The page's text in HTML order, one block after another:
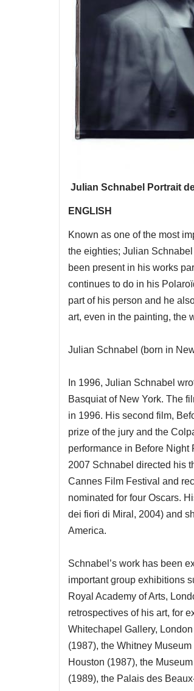
Julian Schnabel Portrait
ENGLISH
Known as one of the most
the eighties; Julian
been present in his works
continues to do in his
part of his person and he
art, even in the painting, the
Julian Schnabel (born in
In 1996, Julian Schnabel
Basquiat of New York. The
in 1996. His second film,
prize of the jury and the
performance in Before Night
2007 Schnabel directed his
Cannes Film Festival and
nominated for four Oscars.
dei fiori di Miral, 2004) and
America.
Schnabel’s work has been
important group exhibitions
Royal Academy of Arts,
retrospectives of his art, for
Whitechapel Gallery,
(1987), the Whitney
Houston (1987), the
(1989), the Palais des